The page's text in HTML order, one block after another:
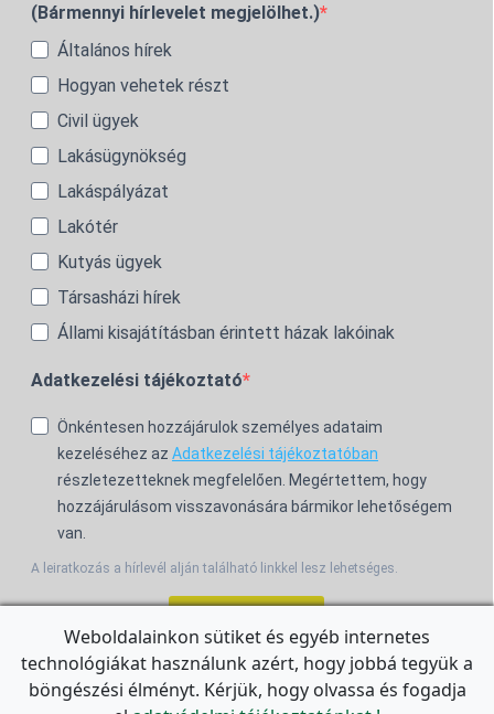
(Bármennyi hírlevelet megjelölhet.)
Általános hírek
Hogyan vehetek részt
Civil ügyek
Lakásügynökség
Lakáspályázat
Lakótér
Kutyás ügyek
Társasházi hírek
Állami kisajátításban érintett házak lakóinak
Adatkezelési tájékoztató
Önkéntesen hozzájárulok személyes adataim
kezeléséhez az Adatkezelési tájékoztatóban
részletezetteknek megfelelően. Megértettem, hogy
hozzájárulásom visszavonására bármikor lehetőségem
van.
A leiratkozás a hírlevél alján található linkkel lesz lehetséges.
For the English Newsletter, clickHERE.
Weboldalainkon sütiket és egyéb internetes
technológiákat használunk azért, hogy jobbá tegyük a
böngészési élményt. Kérjük, hogy olvassa és fogadja